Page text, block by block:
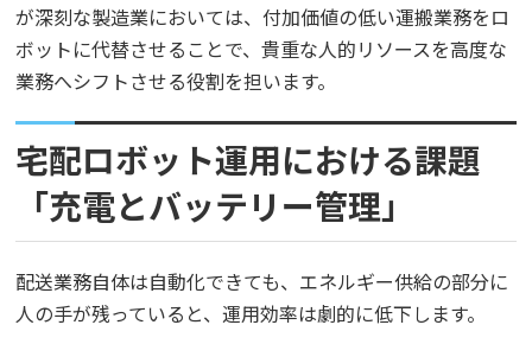
が深刻な製造業においては、付加価値の低い運搬業務をロ
ボットに代替させることで、貴重な人的リソースを高度な
業務へシフトさせる役割を担います。
宅配ロボット運用における課題
「充電とバッテリー管理」
配送業務自体は自動化できても、エネルギー供給の部分に
人の手が残っていると、運用効率は劇的に低下します。